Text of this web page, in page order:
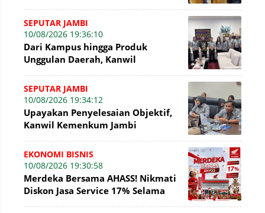
SEPUTAR JAMBI
10/08/2026 19:36:10
Dari Kampus hingga Produk
Unggulan Daerah, Kanwil
Penguatan Kerja Sama
SEPUTAR JAMBI
10/08/2026 19:34:12
Upayakan Penyelesaian Objektif,
Kanwil Kemenkum Jambi
Sengketa KI
EKONOMI BISNIS
10/08/2026 19:30:58
Merdeka Bersama AHASS! Nikmati
Diskon Jasa Service 17% Selama